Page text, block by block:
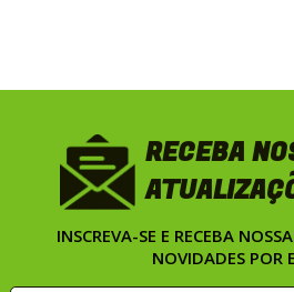
RECEBA
INSCREVA-SE E RECEBA
NOVIDADES POR